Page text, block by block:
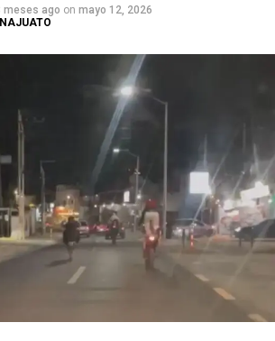
meses ago on mayo 12, 2026